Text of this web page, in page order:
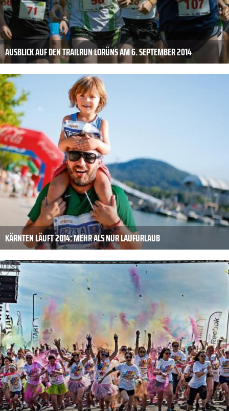
AUSBLICK AUF DEN TRAILRUN LORÜNS AM 6. SEPTEMBER 2014
KÄRNTEN LÄUFT 2014: MEHR ALS NUR LAUFURLAUB